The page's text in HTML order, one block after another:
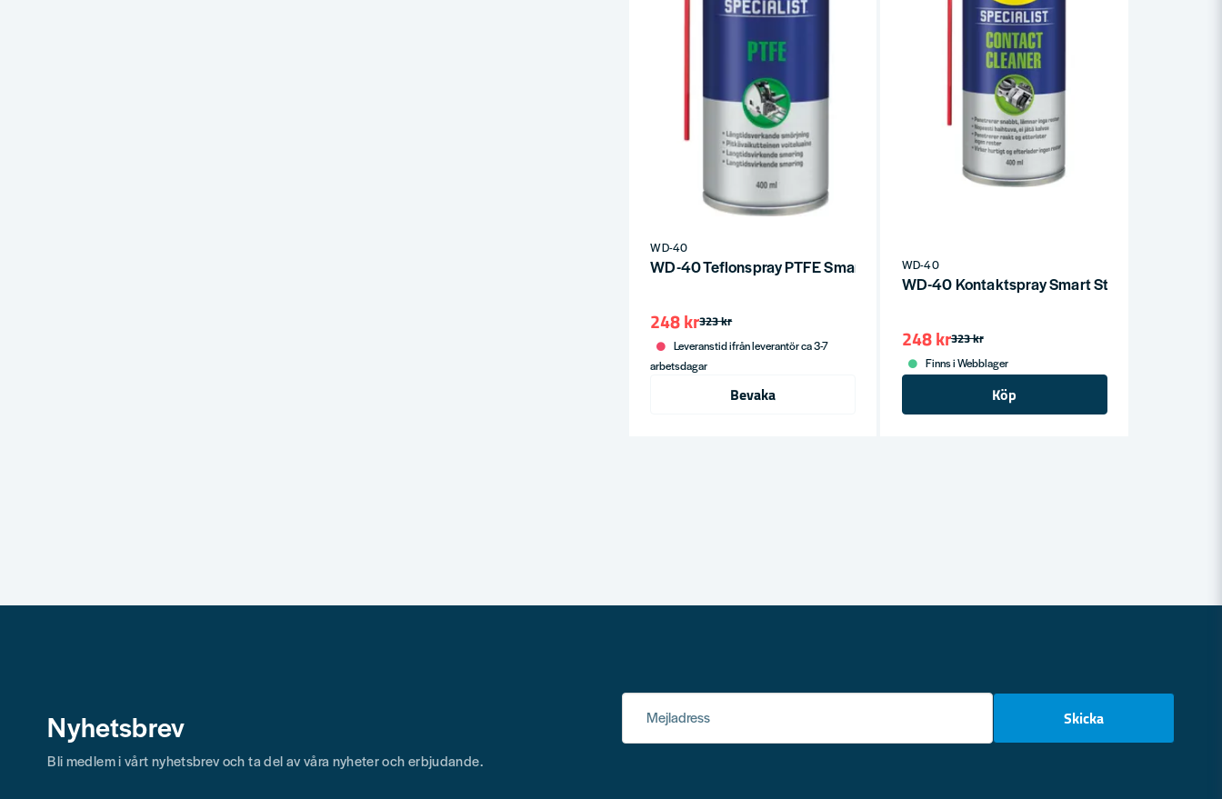
WD-40
WD-40 Teflonspray PTFE Smart Straw 400ml
323 kr
248 kr
Leveranstid ifrån leverantör ca 3-7
arbetsdagar
Bevaka
WD-40
WD-40 Kontaktspray Smart Straw 400ml
323 kr
248 kr
Finns i Webblager
Köp
Nyhetsbrev Mejladress Skicka
Bli medlem i vårt nyhetsbrev och ta del av våra nyheter och erbjudande.